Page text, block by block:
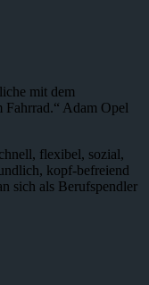
mit dem
Adam Opel
flexibel, sozial,
kopf-befreiend
sich als Berufspendler